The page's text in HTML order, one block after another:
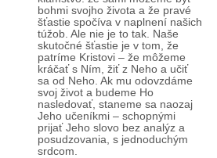
bohmi svojho života a že pravé
šťastie spočíva v naplnení našich
túžob. Ale nie je to tak. Naše
skutočné šťastie je v tom, že
patríme Kristovi – že môžeme
kráčať s Ním, žiť z Neho a učiť
sa od Neho. Ak mu odovzdáme
svoj život a budeme Ho
nasledovať, staneme sa naozaj
Jeho učeníkmi – schopnými
prijať Jeho slovo bez analýz a
posudzovania, s jednoduchým
srdcom.